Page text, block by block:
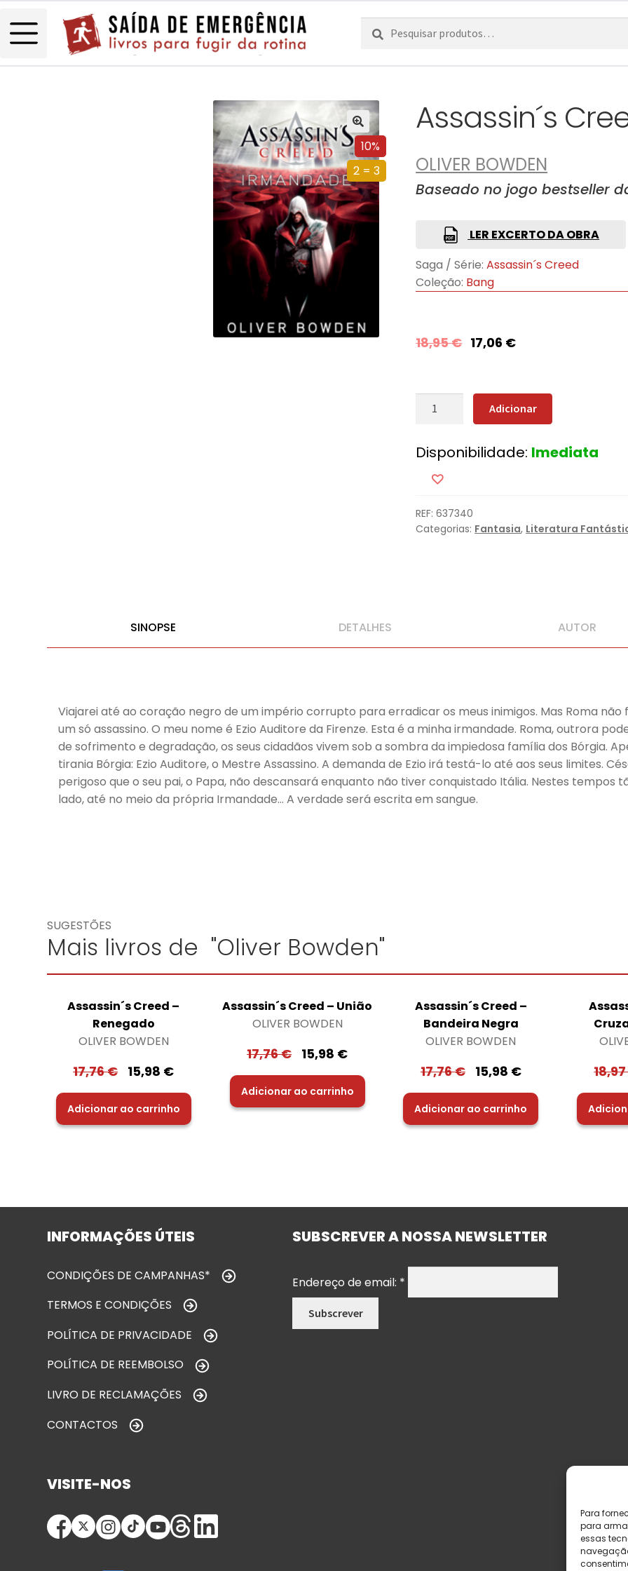
Para
para
essas
Pesquisar
por:
Pesquisa
10%
2 = 3
Assassin´s
OLIVER BOWDEN
Baseado no jogo bestseller
LER EXCERTO DA OBRA
Saga / Série: Assassin´s Creed
Coleção: Bang
18,95€ 17,06 €
Quantidade
´s
Creed
Irmandade
Adicionar
Disponibilidade: Imediata
REF:637340
Categorias: Fantasia, Literatura
SINOPSE DETALHES AUTOR
Viajarei até ao coração negro de um império corrupto para erradicar os meus inimigos. Mas Roma
um só assassino. O meu nome é Ezio Auditore da Firenze. Esta é a minha irmandade. Roma, outrora
de sofrimento e degradação, os seus cidadãos vivem sob a sombra da impiedosa família dos Bórgia.
tirania Bórgia: Ezio Auditore, o Mestre Assassino. A demanda de Ezio irá testá-lo até aos seus limites.
perigoso que o seu pai, o Papa, não descansará enquanto não tiver conquistado Itália. Nestes tempos
lado, até no meio da própria Irmandade… A verdade será escrita em sangue.
SUGESTÕES
Mais livros de "Oliver Bowden"
Assassin´s Creed –
Renegado
OLIVER BOWDEN
17,76€ 15,98 €
Adicionar ao carrinho
Assassin´s Creed – União
OLIVER BOWDEN
17,76€ 15,98 €
Adicionar ao carrinho
Assassin´s Creed –
Bandeira Negra
OLIVER BOWDEN
17,76€ 15,98 €
Adicionar ao carrinho
INFORMAÇÕES ÚTEIS
CONDIÇÕES DE CAMPANHAS*
TERMOS E CONDIÇÕES
POLÍTICA DE PRIVACIDADE
POLÍTICA DE REEMBOLSO
LIVRO DE RECLAMAÇÕES
CONTACTOS
SUBSCREVER A NOSSA NEWSLETTER
Endereço de email: *
VISITE-NOS